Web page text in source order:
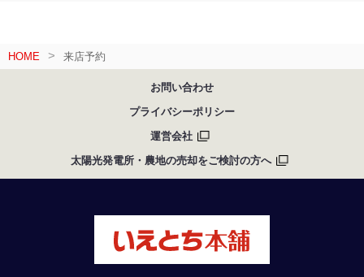
HOME 来店予約
お問い合わせ
プライバシーポリシー
運営会社
太陽光発電所・農地の売却をご検討の方へ